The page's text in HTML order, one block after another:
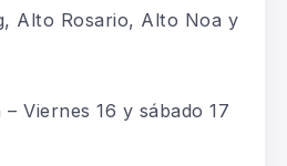
Alto Rosario, Alto Noa y
Viernes 16 y sábado 17